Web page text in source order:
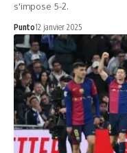
s'impose 5-2.
Punto12 janvier 2025